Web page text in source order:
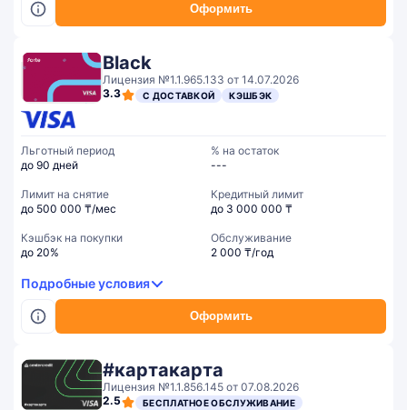
Оформить
Black
Лицензия №1.1.965.133 от 14.07.2026
3.3
С ДОСТАВКОЙ КЭШБЭК
Оформить
Льготный период
до 90 дней
% на остаток
---
Лимит на снятие
до 500 000 ₸/мес
Кредитный лимит
до 3 000 000 ₸
Кэшбэк на покупки
до 20%
Обслуживание
2 000 ₸/год
Подробные условия
#картакарта
Лицензия №1.1.856.145 от 07.08.2026
2.5
БЕСПЛАТНОЕ ОБСЛУЖИВАНИЕ